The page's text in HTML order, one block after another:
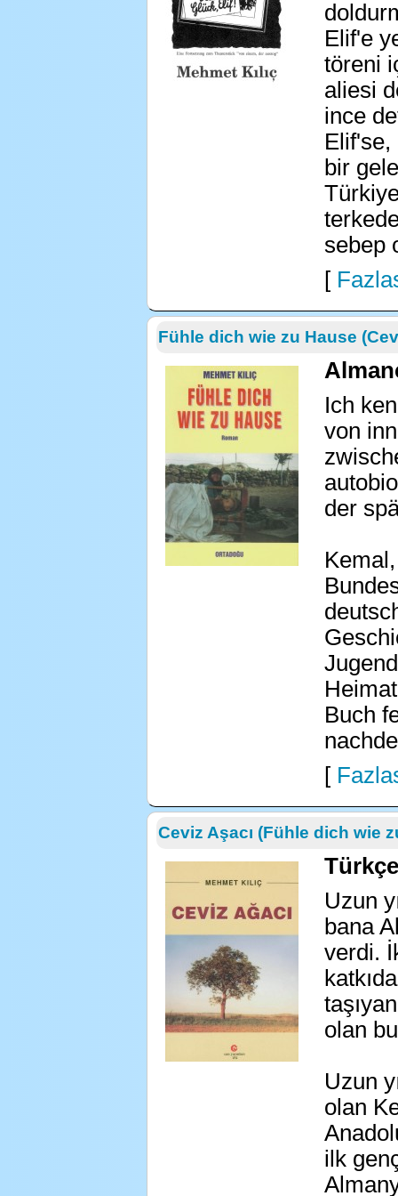
Elif'e
töreni
aliesi
ince
bir
sebep
[
Fühle dich wie zu Hause
Ich
von
der
Buch
[
Ceviz Aşacı (Fühle dich wie
Uzun
bana
verdi.
olan
Uzun
olan
ilk